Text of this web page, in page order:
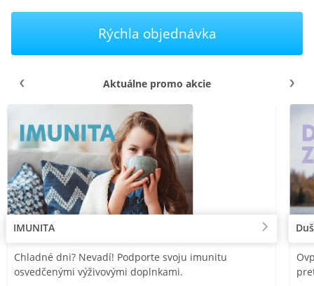
Rýchla objednávka
Aktuálne promo akcie
IMUNITA
Chladné dni? Nevadí! Podporte svoju imunitu
osvedčenými výživovými doplnkami.